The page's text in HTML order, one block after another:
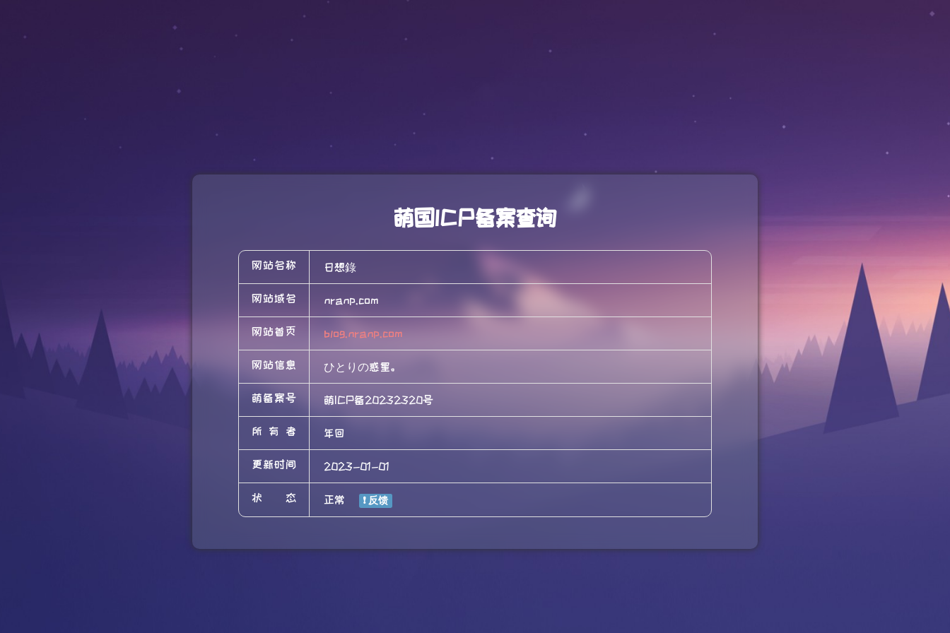
萌国ICP备案查询
网站名称 日想錄
网站域名 nranp.com
网站首页 blog.nranp.com
网站信息 ひとりの惑星。
萌备案号 萌ICP备20232320号
所有者 年回
更新时间 2023-01-01
状态 正常